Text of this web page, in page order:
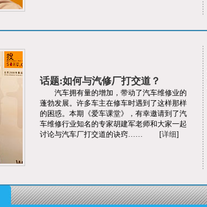
话题:如何与汽修厂打交道？
汽车拥有量的增加，带动了汽车维修业的
蓬勃发展。许多车主在修车时遇到了这样那样
的困惑。本期《爱车课堂》，有幸邀请到了汽
车维修行业知名的专家胡建军老师和大家一起
讨论与汽车厂打交道的诀窍…… [详细]